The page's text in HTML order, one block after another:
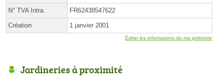
N° TVA Intra. FR62438547622
Création 1 janvier 2001
Éditer les informations de ma jardinerie
Jardineries à proximité